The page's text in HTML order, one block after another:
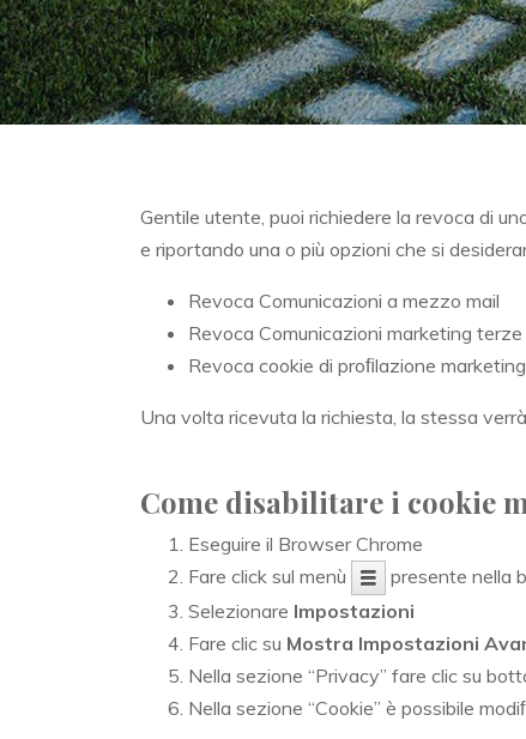
Gentile utente, puoi richiedere la revoca di
e riportando una o più opzioni che si
Revoca Comunicazioni a mezzo mail
Revoca Comunicazioni marketing
Revoca cookie di proﬁlazione
Una volta ricevuta la richiesta, la stessa
Come disabilitare i cookie
Eseguire il Browser Chrome
Fare click sul menù
presente nella
Selezionare Impostazioni
Fare clic su Mostra Impostazioni
Nella sezione “Privacy” fare clic su
Nella sezione “Cookie” è possibile